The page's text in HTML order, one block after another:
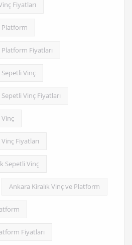
Fiyatları
Platform
Fiyatları
Vinç
Vinç Fiyatları
Vinç
Fiyatları
Sepetli Vinç
Ankara Kiralık Vinç ve Platform
Fiyatları